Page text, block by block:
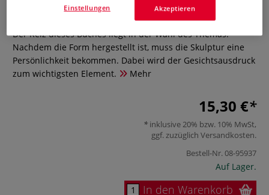
0 Bewertungen
Der Reiz dieses Buches liegt in der Wahl des Themas.
Nachdem die Form hergestellt ist, muss die Skulptur eine
Persönlichkeit bekommen. Dabei wird der Gesichtsausdruck
zum wichtigsten Element.
Mehr
15,30 €
inklusive 20% bzw. 10% MwSt,
ggf. zuzüglich Versandkosten.
Bestell-Nr.08-95937
Auf Lager.
In den Warenkorb
Akzeptieren
Einstellungen